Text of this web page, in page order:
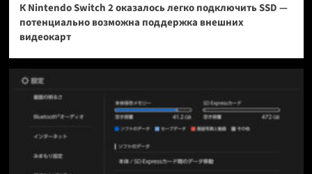
К Nintendo Switch 2 оказалось легко подключить SSD —
потенциально возможна поддержка внешних
видеокарт